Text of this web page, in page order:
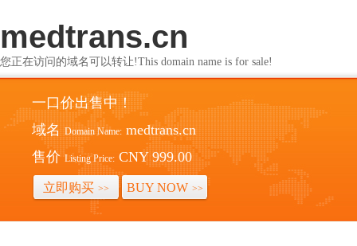
medtrans.cn
您正在访问的域名可以转让!This domain name is for sale!
一口价出售中！
域名 Domain Name: medtrans.cn
售价 Listing Price: CNY 999.00
立即购买 >> BUY NOW >>